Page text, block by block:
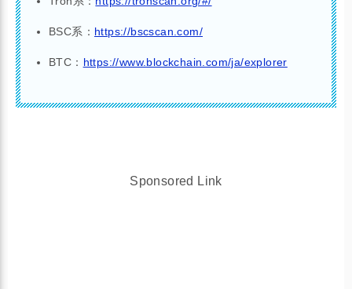
BSC系： https://bscscan.com/
BTC： https://www.blockchain.com/ja/explorer
Sponsored Link